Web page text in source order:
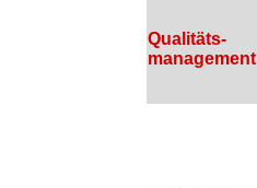
Qualitäts-
management